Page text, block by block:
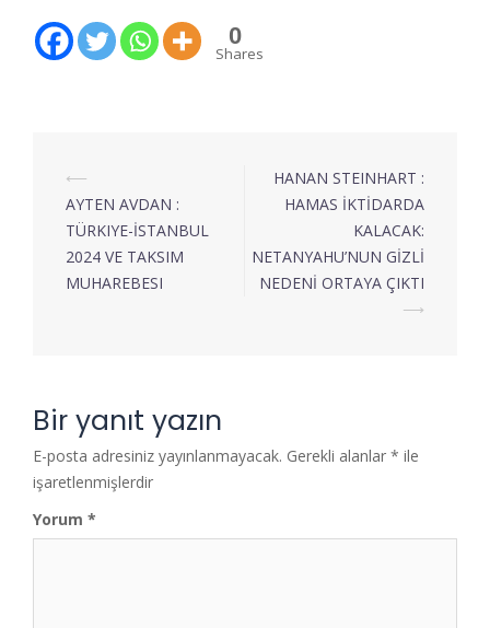
0
Shares
⟵
AYTEN AVDAN :
TÜRKIYE-İSTANBUL
2024 VE TAKSIM
MUHAREBESI
HANAN STEINHART :
HAMAS İKTİDARDA
KALACAK:
NETANYAHU’NUN GİZLİ
NEDENİ ORTAYA ÇIKTI
⟶
Bir yanıt yazın
E-posta adresiniz yayınlanmayacak. Gerekli alanlar * ile
işaretlenmişlerdir
Yorum *